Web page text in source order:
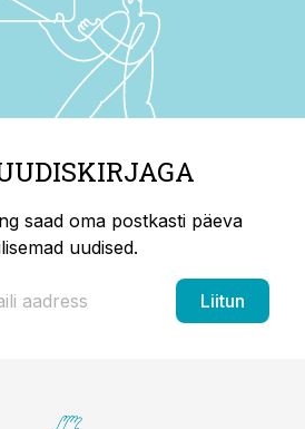
saad oma postkasti päeva
uudised.
Liitun